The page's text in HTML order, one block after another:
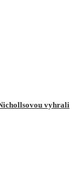
vyhrali